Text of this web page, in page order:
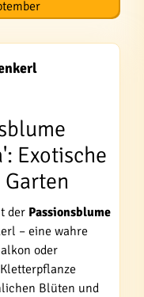
Exotische
der Passionsblume
– eine wahre
oder
Blüten und